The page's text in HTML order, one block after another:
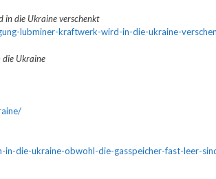
in die Ukraine verschenkt
lubminer-kraftwerk-wird-in-die-ukraine-
die Ukraine
die-ukraine-obwohl-die-gasspeicher-fast-leer-